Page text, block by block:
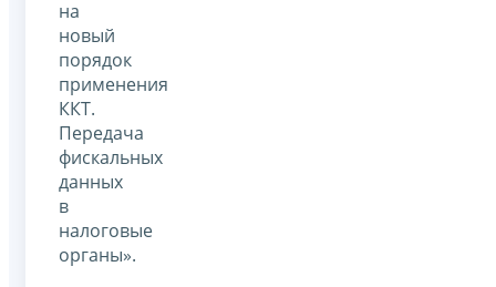
на
новый
порядок
применения
ККТ.
Передача
фискальных
данных
в
налоговые
органы».